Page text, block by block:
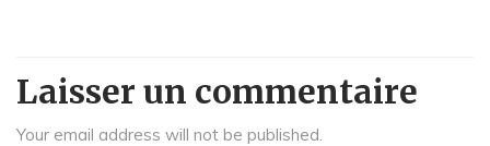
Laisser un commentaire
Your email address will not be published.